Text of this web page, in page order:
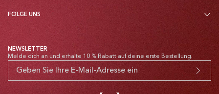
FOLGE UNS
NEWSLETTER
Melde dich an und erhalte 10 % Rabatt auf deine erste Bestellung.